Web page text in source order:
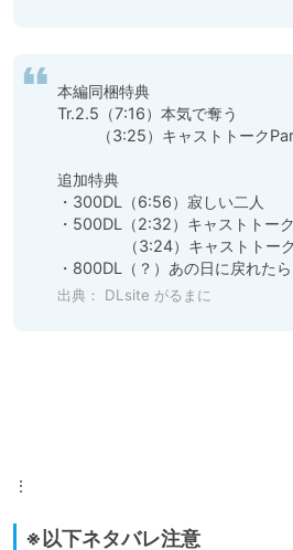
本編同梱特典
Tr.2.5（7:16）本気で奪う
（3:25）キャストトーク
追加特典
・300DL（6:56）寂しい二人
・500DL（2:32）キャストトー
（3:24）キャストトーク
・800DL（？）あの日に戻れた
出典： DLsite がるまに
⋮
※以下ネタバレ注意